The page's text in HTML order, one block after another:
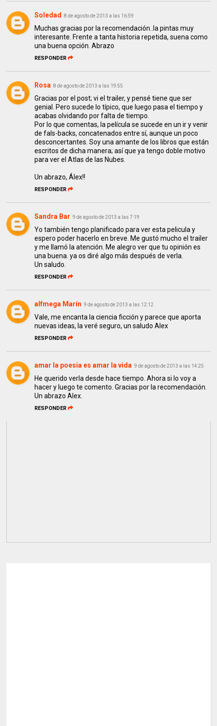
Soledad 8 de agosto de 2013 a las 16:59
Muchas gracias por la recomendación..la pintas muy
interesante. Frente a tanta historia repetida, suena como
una buena opción. Abrazo
RESPONDER
Rosa 8 de agosto de 2013 a las 19:55
Gracias por el post; vi el trailer, y pensé tiene que ser
genial. Pero sucede lo típico, que luego pasa el tiempo y
acabas olvidando por falta de tiempo.
Por lo que comentas, la película se sucede en un ir y venir
de fals-backs, concatenados entre sí, aunque un poco
desconcertantes. Soy una amante de los libros que están
escritos de dicha manera; así que ya tengo doble motivo
para ver el Atlas de las Nubes.
Un abrazo, Álex!!
RESPONDER
Sandra Bar 9 de agosto de 2013 a las 7:19
Yo también tengo planificado para ver esta pelicula y
espero poder hacerlo en breve. Me gustó mucho el trailer
y me llamó la atención. Me alegro ver que tu opinión es
una buena. ya os diré algo más después de verla.
Un saludo.
RESPONDER
alfmega Marín 9 de agosto de 2013 a las 12:12
Vale, me encanta la ciencia ficción y parece que aporta
nuevas ideas, la veré seguro, un saludo Alex
RESPONDER
amar la poesia es amar la vida 9 de agosto de 2013 a las 14:25
He querido verla desde hace tiempo. Ahora si lo voy a
hacer y luego te comento. Gracias por la recomendación.
Un abrazo Alex.
RESPONDER